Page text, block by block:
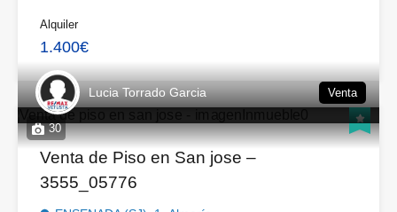
Alquiler
1.400€
30
Lucia Torrado Garcia Venta
Venta de Piso en San jose –
3555_05776